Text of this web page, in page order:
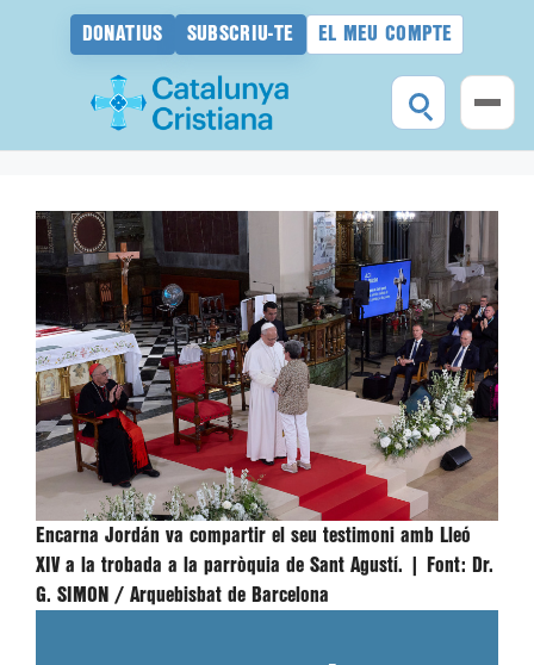
DONATIUS SUBSCRIU-TE EL MEU COMPTE
contingut
Encarna Jordán va compartir el seu testimoni amb Lleó
XIV a la trobada a la parròquia de Sant Agustí. |
Font: Dr.
G. SIMON / Arquebisbat de Barcelona